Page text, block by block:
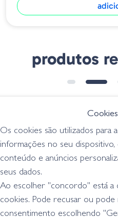
produtos
€ 8.95
Zman Chatterspike
- Bad Shad
Cookies
Os cookies são utilizados para
informações no seu
conteúdo e anúncios
seus dados.
Ao escolher "concordo" está a
cookies. Pode recusar ou
consentimento escolhendo